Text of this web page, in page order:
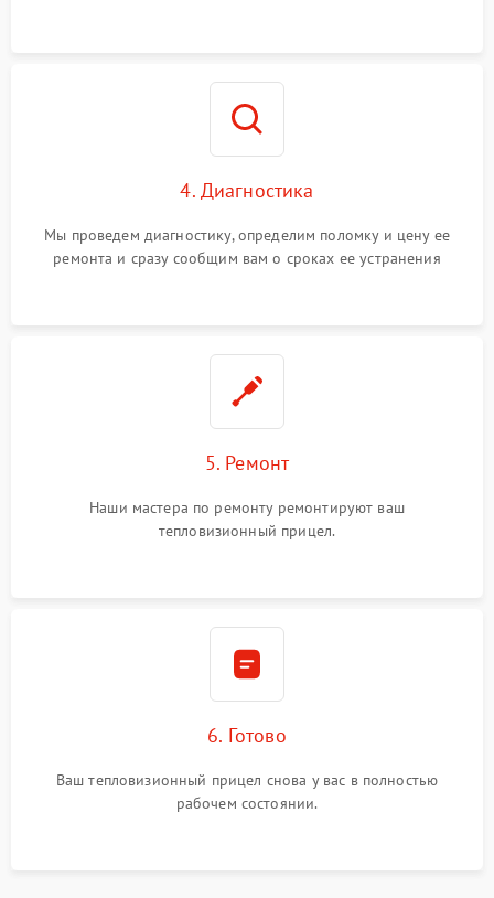
4. Диагностика
Мы проведем диагностику, определим поломку и цену ее
ремонта и сразу сообщим вам о сроках ее устранения
5. Ремонт
Наши мастера по ремонту ремонтируют ваш
тепловизионный прицел.
6. Готово
Ваш тепловизионный прицел снова у вас в полностью
рабочем состоянии.